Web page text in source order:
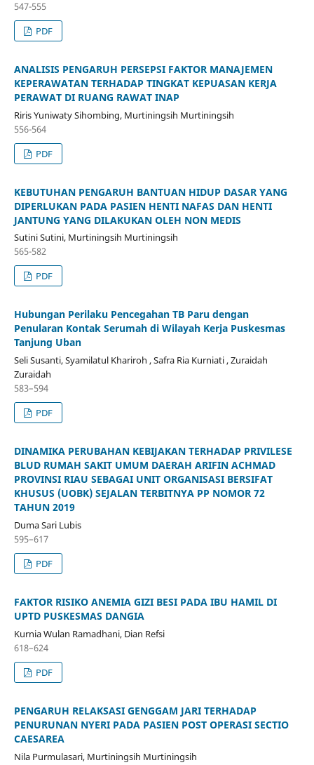
547-555
PDF
ANALISIS PENGARUH PERSEPSI FAKTOR MANAJEMEN
KEPERAWATAN TERHADAP TINGKAT KEPUASAN KERJA
PERAWAT DI RUANG RAWAT INAP
Riris Yuniwaty Sihombing, Murtiningsih Murtiningsih
556-564
PDF
KEBUTUHAN PENGARUH BANTUAN HIDUP DASAR YANG
DIPERLUKAN PADA PASIEN HENTI NAFAS DAN HENTI
JANTUNG YANG DILAKUKAN OLEH NON MEDIS
Sutini Sutini, Murtiningsih Murtiningsih
565-582
PDF
Hubungan Perilaku Pencegahan TB Paru dengan
Penularan Kontak Serumah di Wilayah Kerja Puskesmas
Tanjung Uban
Seli Susanti, Syamilatul Khariroh , Safra Ria Kurniati , Zuraidah
Zuraidah
583–594
PDF
DINAMIKA PERUBAHAN KEBIJAKAN TERHADAP PRIVILESE
BLUD RUMAH SAKIT UMUM DAERAH ARIFIN ACHMAD
PROVINSI RIAU SEBAGAI UNIT ORGANISASI BERSIFAT
KHUSUS (UOBK) SEJALAN TERBITNYA PP NOMOR 72
TAHUN 2019
Duma Sari Lubis
595–617
PDF
FAKTOR RISIKO ANEMIA GIZI BESI PADA IBU HAMIL DI
UPTD PUSKESMAS DANGIA
Kurnia Wulan Ramadhani, Dian Refsi
618–624
PDF
PENGARUH RELAKSASI GENGGAM JARI TERHADAP
PENURUNAN NYERI PADA PASIEN POST OPERASI SECTIO
CAESAREA
Nila Purmulasari, Murtiningsih Murtiningsih